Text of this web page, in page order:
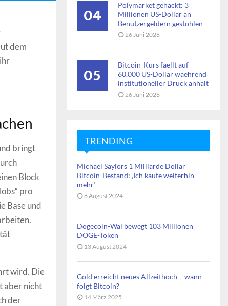
dem
bringt
Block
pro
Base und
wird. Die
aber nicht
der
04
Polymarket gehackt: 3
Millionen US-Dollar an
Benutzergeldern gestohlen
26 Juni 2026
05
Bitcoin-Kurs faellt auf
60.000 US-Dollar waehrend
institutioneller Druck anhält
26 Juni 2026
TRENDING
Michael Saylors 1 Milliarde Dollar
Bitcoin-Bestand: ‚Ich kaufe weiterhin
mehr‘
8 August 2024
Dogecoin-Wal bewegt 103 Millionen
DOGE-Token
13 August 2024
Gold erreicht neues Allzeithoch – wann
folgt Bitcoin?
14 März 2025